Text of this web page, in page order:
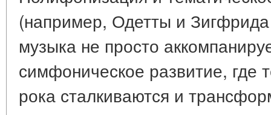
(например, Одетты и
музыка не просто
симфоническое развитие,
рока сталкиваются и